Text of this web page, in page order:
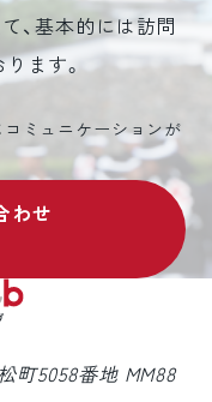
、基本的には訪問
ます。
ミュニケーションが
わせ
町5058番地 MM88